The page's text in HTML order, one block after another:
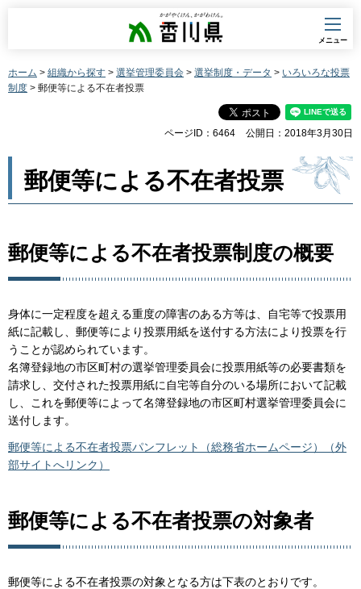
香川県
メニュー
ホーム > 組織から探す > 選挙管理委員会 > 選挙制度・データ > いろいろな投票
制度 > 郵便等による不在者投票
ページID：6464 公開日：2018年3月30日
郵便等による不在者投票
郵便等による不在者投票制度の概要
身体に一定程度を超える重度の障害のある方等は、自宅等で投票用
紙に記載し、郵便等により投票用紙を送付する方法により投票を行
うことが認められています。
名簿登録地の市区町村の選挙管理委員会に投票用紙等の必要書類を
請求し、交付された投票用紙に自宅等自分のいる場所において記載
し、これを郵便等によって名簿登録地の市区町村選挙管理委員会に
送付します。
郵便等による不在者投票パンフレット（総務省ホームページ）（外
部サイトへリンク）
郵便等による不在者投票の対象者
郵便等による不在者投票の対象となる方は下表のとおりです。